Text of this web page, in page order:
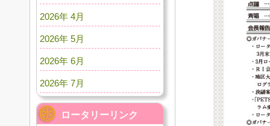
2026年 4月
2026年 5月
2026年 6月
2026年 7月
ロータリーリンク